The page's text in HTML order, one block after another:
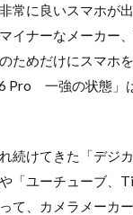
常に良いスマホが
イナーなメーカー
ためだけにスマホ
Pro 一強の状態」
続けてきた「デジ
「ユーチューブ、
て、カメラメーカ